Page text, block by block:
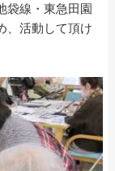
袋線・東急田園
、活動して頂け